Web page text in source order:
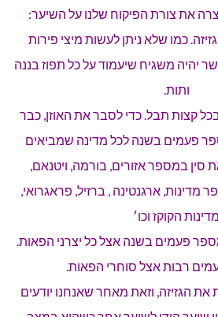
את צורת הפיקוח שלנו על השיער:
כמו שלא ניתן לעשות מיצי פירות
יהיה משגיח שיעמוד על כל תפוז בננה
ותות.
קצות תבל. כדי לסבר את האוזן, כבר
פעמים בשנה לכל מדינה שמביאים
סין במספר אזורים, בורמה, ויטנאם,
מדינות, ארגנטינה , ברזיל, פראגרואי,
מדינות הקוקז וכו׳
פעמים בשנה אצל כל יצרני הפאות.
רבות אצל סוחרי הפאות.
את הגזיזה, וזאת מאחר שאנחנו יודעים